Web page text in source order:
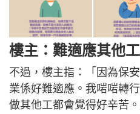
樓主：難適應其他工
不過，樓主指：「因為保
業係好難適應。我啱啱轉
做其他工都會覺得好辛苦